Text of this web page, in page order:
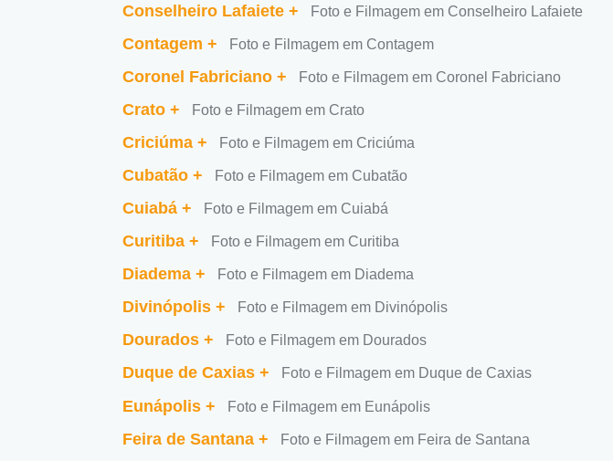
Conselheiro Lafaiete + Foto e Filmagem em Conselheiro Lafaiete
Contagem + Foto e Filmagem em Contagem
Coronel Fabriciano + Foto e Filmagem em Coronel Fabriciano
Crato + Foto e Filmagem em Crato
Criciúma + Foto e Filmagem em Criciúma
Cubatão + Foto e Filmagem em Cubatão
Cuiabá + Foto e Filmagem em Cuiabá
Curitiba + Foto e Filmagem em Curitiba
Diadema + Foto e Filmagem em Diadema
Divinópolis + Foto e Filmagem em Divinópolis
Dourados + Foto e Filmagem em Dourados
Duque de Caxias + Foto e Filmagem em Duque de Caxias
Eunápolis + Foto e Filmagem em Eunápolis
Feira de Santana + Foto e Filmagem em Feira de Santana